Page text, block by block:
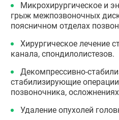
Микрохирургическое и
грыж межпозвоночных
поясничном отделах
Хирургическое лечение
канала, спондилолистезов.
Декомпрессивно-
стабилизирующие
позвоночника,
Удаление опухолей